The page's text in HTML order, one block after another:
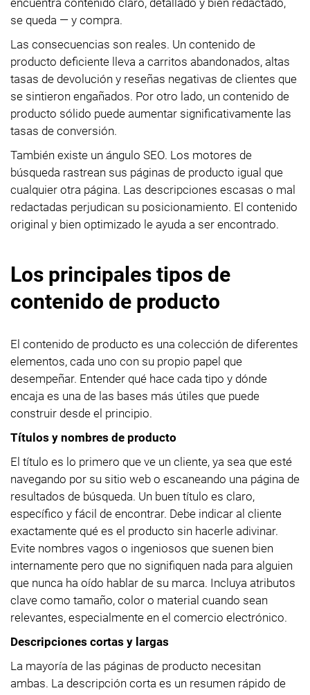
se queda — y compra.
Las consecuencias son reales. Un contenido de
producto deficiente lleva a carritos abandonados, altas
tasas de devolución y reseñas negativas de clientes que
se sintieron engañados. Por otro lado, un contenido de
producto sólido puede aumentar significativamente las
tasas de conversión.
También existe un ángulo SEO. Los motores de
búsqueda rastrean sus páginas de producto igual que
cualquier otra página. Las descripciones escasas o mal
redactadas perjudican su posicionamiento. El contenido
original y bien optimizado le ayuda a ser encontrado.
Los principales tipos de
contenido de producto
El contenido de producto es una colección de diferentes
elementos, cada uno con su propio papel que
desempeñar. Entender qué hace cada tipo y dónde
encaja es una de las bases más útiles que puede
construir desde el principio.
Títulos y nombres de producto
El título es lo primero que ve un cliente, ya sea que esté
navegando por su sitio web o escaneando una página de
resultados de búsqueda. Un buen título es claro,
específico y fácil de encontrar. Debe indicar al cliente
exactamente qué es el producto sin hacerle adivinar.
Evite nombres vagos o ingeniosos que suenen bien
internamente pero que no signifiquen nada para alguien
que nunca ha oído hablar de su marca. Incluya atributos
clave como tamaño, color o material cuando sean
relevantes, especialmente en el comercio electrónico.
Descripciones cortas y largas
La mayoría de las páginas de producto necesitan
ambas. La descripción corta es un resumen rápido de